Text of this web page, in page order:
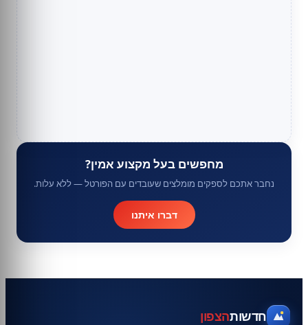
מחפשים בעל מקצוע אמין?
נחבר אתכם לספקים מומלצים שעובדים עם הפורטל — ללא עלות.
דברו איתנו
חדשותהצפון